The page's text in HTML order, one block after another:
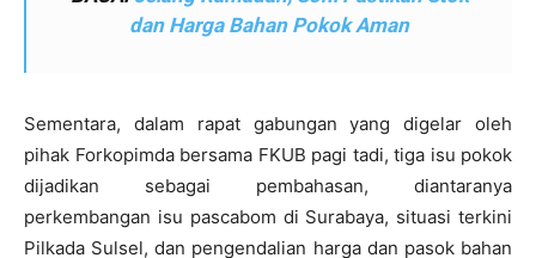
dan Harga Bahan Pokok Aman
Sementara, dalam rapat gabungan yang digelar oleh
pihak Forkopimda bersama FKUB pagi tadi, tiga isu pokok
dijadikan sebagai pembahasan, diantaranya
perkembangan isu pascabom di Surabaya, situasi terkini
Pilkada Sulsel, dan pengendalian harga dan pasok bahan